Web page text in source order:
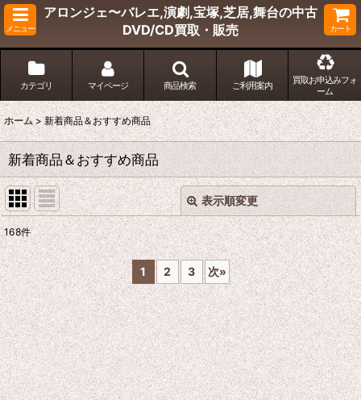
メニュー
アロンジェ〜バレエ,演劇,宝塚,芝居,舞台の中古
DVD/CD買取・販売
カート
カテゴリ マイページ 商品検索 ご利用案内
買取お申込みフォ
ーム
ホーム > 新着商品＆おすすめ商品
新着商品＆おすすめ商品
表示順変更
表示数:
並び順:
絞り込む
閉じる
168件
1 2 3 次»